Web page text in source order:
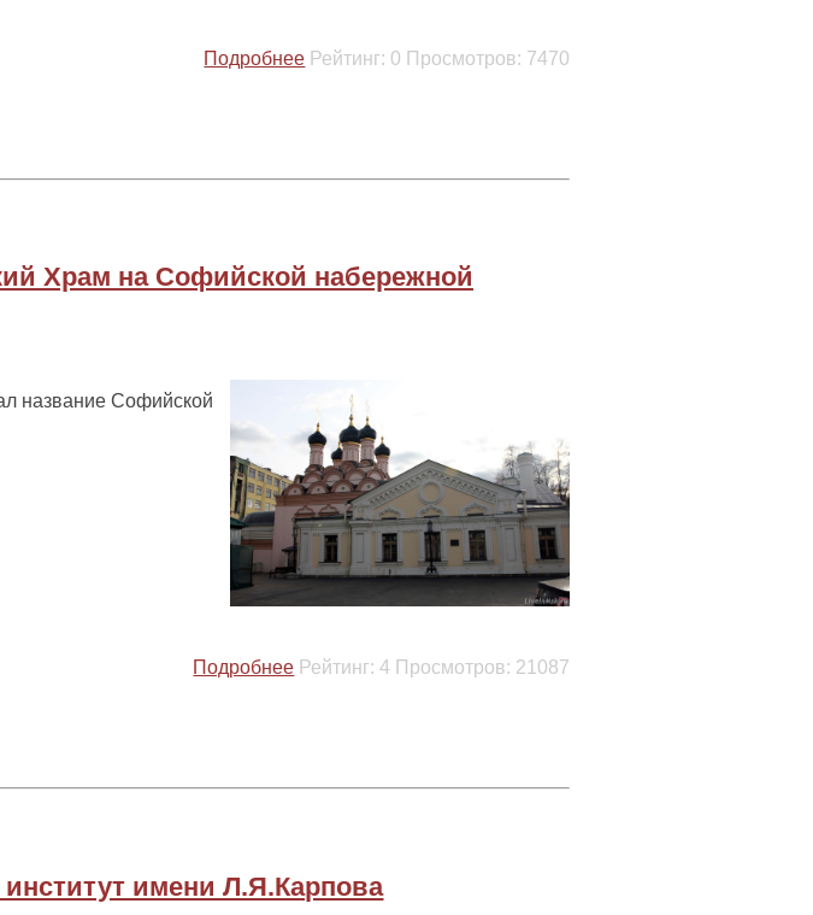
Подробнее Рейтинг: 0 Просмотров: 7470
Храм на Софийской набережной
название Софийской
Подробнее Рейтинг: 4 Просмотров: 21087
имени Л.Я.Карпова